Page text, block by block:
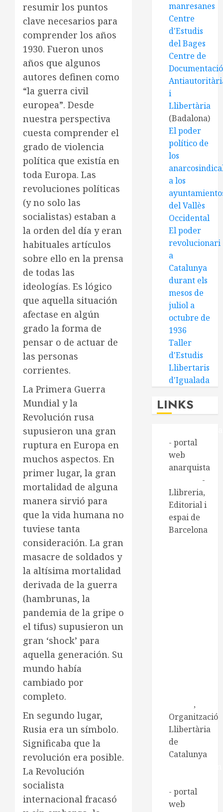
resumir los puntos
clave necesarios para
comprender los años
1930. Fueron unos
años que algunos
autores definen como
“la guerra civil
europea”. Desde
nuestra perspectiva
cuesta comprender el
grado de violencia
política que existía en
toda Europa. Las
revoluciones políticas
(y no solo las
socialistas) estaban a
la orden del día y eran
habituales artículos
sobre ello en la prensa
de todas las
ideologías. Es lógico
que aquella situación
afectase en algún
grado la forma de
pensar o de actuar de
las personas
corrientes.
La Primera Guerra
Mundial y la
Revolución rusa
supusieron una gran
ruptura en Europa en
muchos aspectos. En
primer lugar, la gran
mortalidad de alguna
manera sirvió para
que la vida humana no
tuviese tanta
consideración. La gran
masacre de soldados y
la altísima mortalidad
derivada de la guerra
(hambrunas, la
pandemia de la gripe o
el tifus) supusieron un
gran ‘shock’ para
aquella generación. Su
mundo había
cambiado por
completo.
En segundo lugar,
Rusia era un símbolo.
Significaba que la
revolución era posible.
La Revolución
socialista
internacional fracasó
manresanes
Centre
d'Estudis
del Bages
Centre de
Documentació
i
Llibertària
(Badalona)
El poder
político de
los
a los
del Vallès
Occidental
El poder
revolucionari
a
Catalunya
durant els
mesos de
juliol a
octubre de
1936
Taller
d'Estudis
Llibertaris
d'Igualada
LINKS
- portal
web
anarquista
-
Llibreria,
Editorial i
espai de
Barcelona
,
Organització
Llibertària
de
Catalunya
- portal
web